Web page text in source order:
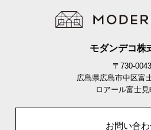
モダンデコ株
〒730-0043
広島県広島市中区富
ロアール富士見
お問い合